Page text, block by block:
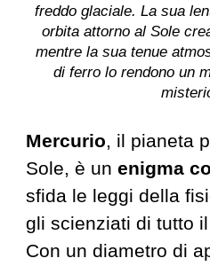
freddo glaciale. La sua
orbita attorno al Sole
mentre la sua tenue
di ferro lo rendono un
Mercurio, il pianeta
Sole, è unenigma
sfida le leggi della
gli scienziati di tutto
Con un diametro di